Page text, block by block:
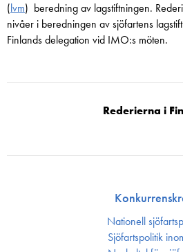
(lvm) beredning av lagstiftningen.
nivåer i beredningen av sjöfartens
Finlands delegation vid IMO:s möten.
Rederierna i
Nationell
Sjöfarts­politik